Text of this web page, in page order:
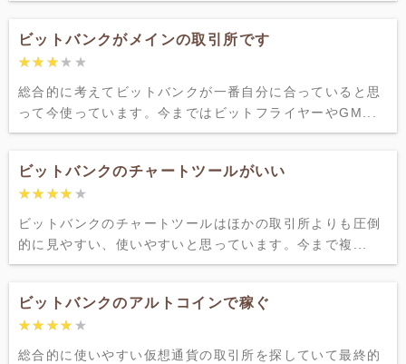
ビットバンクがメインの取引所です
★★★★★
★★★★★
総合的に考えてビットバンクが一番自分に合っていると思
って今使っています。今まではビットフライヤーやGM...
ビットバンクのチャートツールがいい
★★★★★
★★★★★
ビットバンクのチャートツールはほかの取引所よりも圧倒
的に見やすい、使いやすいと思っています。今まで複...
ビットバンクのアルトコインで稼ぐ
★★★★★
★★★★★
総合的に使いやすい仮想通貨の取引所を探していて最終的